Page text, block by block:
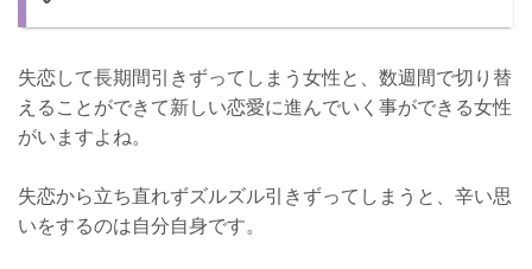
失恋して長期間引きずってしまう女性と、数週間で切り替
えることができて新しい恋愛に進んでいく事ができる女性
がいますよね。
失恋から立ち直れずズルズル引きずってしまうと、辛い思
いをするのは自分自身です。